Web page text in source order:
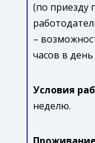
(по приезду
–
часов в
Условия
неделю.